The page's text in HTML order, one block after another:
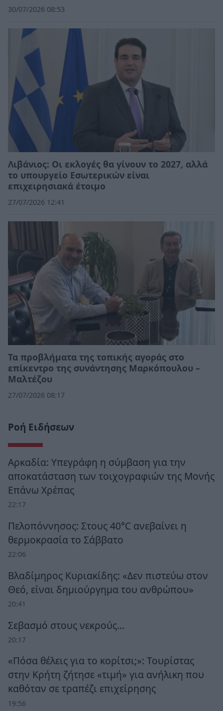
30/07/2026 08:53
Λιβάνιος: Οι εκλογές θα γίνουν το 2027, αλλά
το υπουργείο Εσωτερικών είναι
επιχειρησιακά έτοιμο
27/07/2026 12:41
Τα προβλήματα της τοπικής αγοράς στο
επίκεντρο της συνάντησης Μαρκόπουλου –
Μαλτέζου
27/07/2026 08:17
Ροή Ειδήσεων
Αρκαδία: Υπεγράφη η σύμβαση για την
αποκατάσταση των τοιχογραφιών της Μονής
Επάνω Χρέπας
22:17
Πελοπόννησος: Στους 40°C ανεβαίνει η
θερμοκρασία το Σάββατο
22:06
Βλαδίμηρος Κυριακίδης: «Δεν πιστεύω στον
Θεό, είναι δημιούργημα του ανθρώπου»
20:41
Σεβασμό στους νεκρούς…
20:17
«Πόσα θέλεις για το κορίτσι;»: Τουρίστας
στην Κρήτη ζήτησε «τιμή» για ανήλικη που
καθόταν σε τραπέζι επιχείρησης
19:56